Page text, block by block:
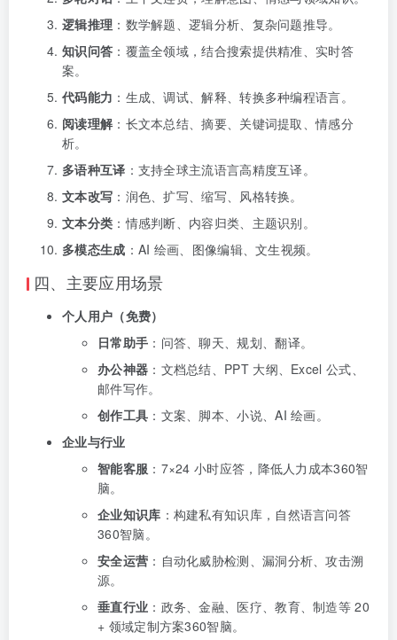
逻辑推理 ：数学解题、逻辑分析、复杂问题推导。
知识问答 ：覆盖全领域，结合搜索提供精准、实时答
案。
代码能力 ：生成、调试、解释、转换多种编程语言。
阅读理解：长文本总结、摘要、关键词提取、情感分
析。
多语种互译 ：支持全球主流语言高精度互译。
文本改写 ：润色、扩写、缩写、风格转换。
文本分类 ：情感判断、内容归类、主题识别。
多模态生成 ：AI 绘画、图像编辑、文生视频。
四、主要应用场景
个人用户（免费）
日常助手 ：问答、聊天、规划、翻译。
办公神器 ：文档总结、PPT 大纲、Excel 公式、
邮件写作。
创作工具 ：文案、脚本、小说、AI 绘画。
企业与行业
智能客服 ：7×24 小时应答，降低人力成本360智
脑。
企业知识库 ：构建私有知识库，自然语言问答
360智脑。
安全运营 ：自动化威胁检测、漏洞分析、攻击溯
源。
垂直行业 ：政务、金融、医疗、教育、制造等 20
+ 领域定制方案360智脑。